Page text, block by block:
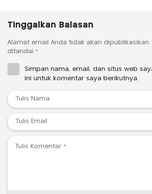
Tinggalkan Balasan
Alamat email Anda tidak akan dipublikasikan.
ditandai *
Simpan nama, email, dan situs web
ini untuk komentar saya berikutnya.